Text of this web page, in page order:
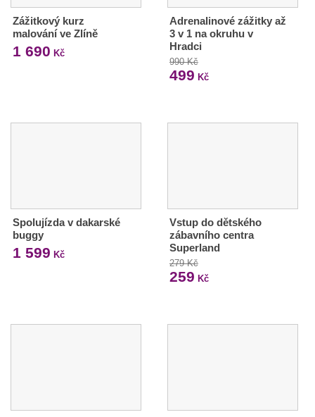
Zážitkový kurz
malování ve Zlíně
1 690 Kč
Adrenalinové zážitky až
3 v 1 na okruhu v
Hradci
990 Kč
499 Kč
Spolujízda v dakarské
buggy
1 599 Kč
Vstup do dětského
zábavního centra
Superland
279 Kč
259 Kč